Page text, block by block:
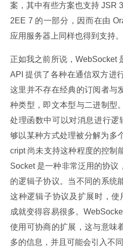
案，其中有些方案也支持 JSR
2EE 7 的一部分，因而在由
应用服务器上同样也得到支持。
正如我之前所说，WebSocket
API 提供了各种在通信双方进
这里并不存在经典的订阅者与
种类型，即文本型与二进制型
处理函数中可以对消息进行逻
够以某种方式处理被分解为多
cript 尚未支持这种程度的控制
Socket 是一种非常泛用的协议
的逻辑子协议。当不同的系统
这种逻辑子协议及扩展时，使
成就变得容易很多。
使用可协商的扩展，这与意味
多的信息，并且可能会引入不同